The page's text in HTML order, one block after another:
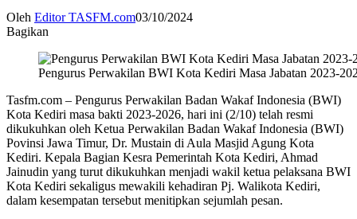
Oleh Editor TASFM.com03/10/2024
Bagikan
Pengurus Perwakilan BWI Kota Kediri Masa Jabatan 2023-
Tasfm.com – Pengurus Perwakilan Badan Wakaf Indonesia (BWI)
Kota Kediri masa bakti 2023-2026, hari ini (2/10) telah resmi
dikukuhkan oleh Ketua Perwakilan Badan Wakaf Indonesia (BWI)
Povinsi Jawa Timur, Dr. Mustain di Aula Masjid Agung Kota
Kediri. Kepala Bagian Kesra Pemerintah Kota Kediri, Ahmad
Jainudin yang turut dikukuhkan menjadi wakil ketua pelaksana BWI
Kota Kediri sekaligus mewakili kehadiran Pj. Walikota Kediri,
dalam kesempatan tersebut menitipkan sejumlah pesan.